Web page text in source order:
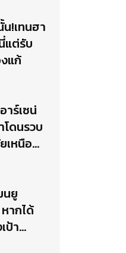
!เทนฮา
แต่รับ
แก้
ร์เซน่
ดนรวบ
เหนือ
นยู
ากได้
ป้า
ง